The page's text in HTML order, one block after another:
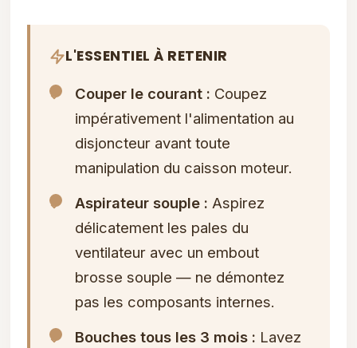
L'ESSENTIEL À RETENIR
Couper le courant : Coupez
impérativement l'alimentation au
disjoncteur avant toute
manipulation du caisson moteur.
Aspirateur souple : Aspirez
délicatement les pales du
ventilateur avec un embout
brosse souple — ne démontez
pas les composants internes.
Bouches tous les 3 mois : Lavez